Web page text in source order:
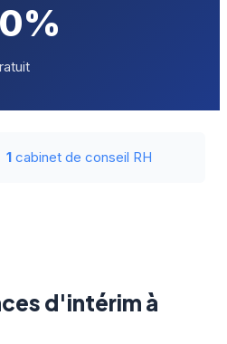
1 cabinet de conseil RH
d'intérim à